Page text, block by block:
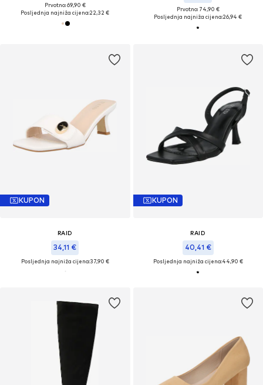
Prvotno: 69,90 €
Posljednja najniža cijena:22,32 €
Prvotno: 74,90 €
Posljednja najniža cijena:26,94 €
KUPON
RAID
34,11 €
Posljednja najniža cijena:37,90 €
KUPON
RAID
40,41 €
Posljednja najniža cijena:44,90 €